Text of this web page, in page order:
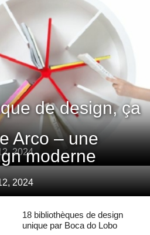
de design, ça
2024
Arco – une
moderne
2024
18 bibliothèques de design
unique par Boca do Lobo